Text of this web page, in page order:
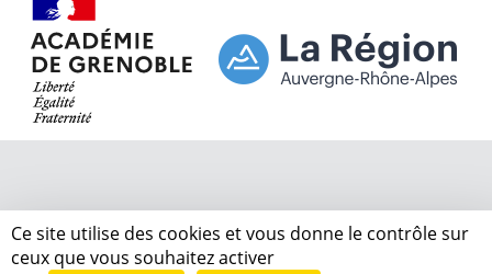
Ce site utilise des cookies et vous donne le contrôle sur
ceux que vous souhaitez activer